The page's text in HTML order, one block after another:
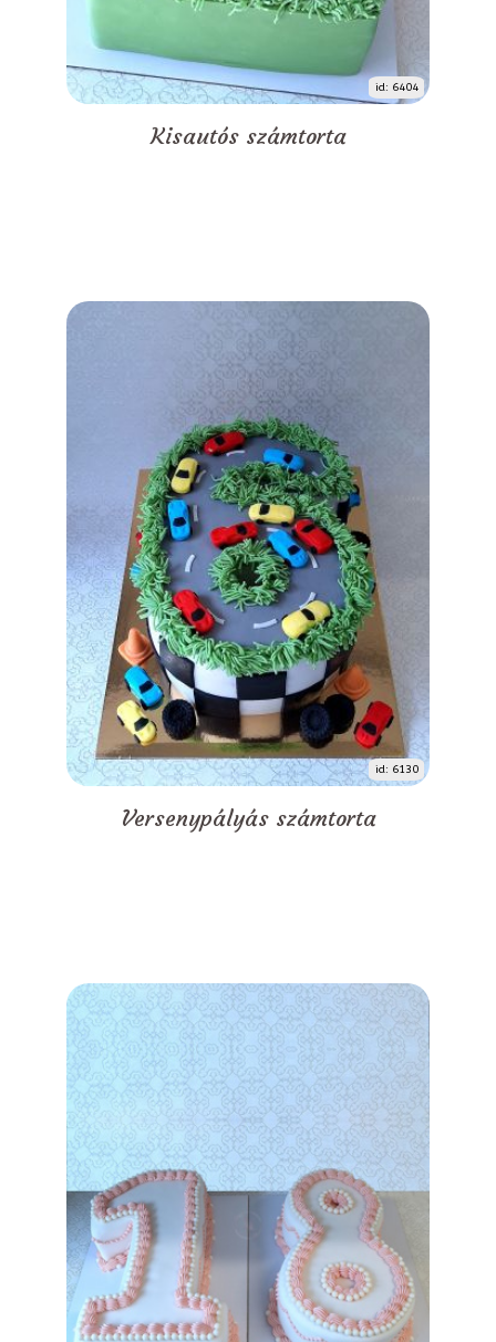
id: 6404
Kisautós számtorta
id: 6130
Versenypályás számtorta